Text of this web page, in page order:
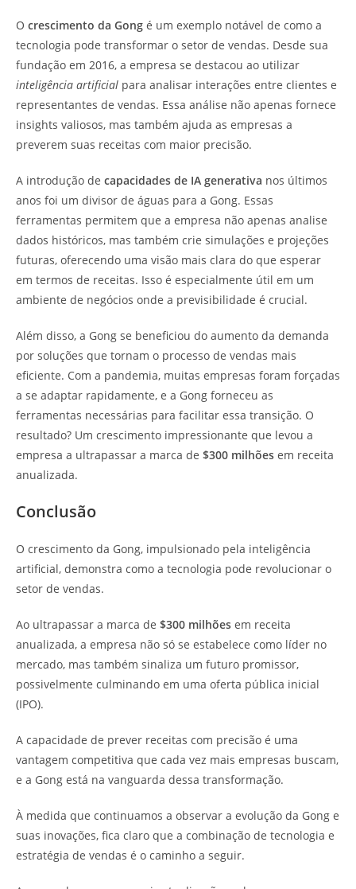
O crescimento da Gong é um exemplo notável de como a
tecnologia pode transformar o setor de vendas. Desde sua
fundação em 2016, a empresa se destacou ao utilizar
inteligência artificial para analisar interações entre clientes e
representantes de vendas. Essa análise não apenas fornece
insights valiosos, mas também ajuda as empresas a
preverem suas receitas com maior precisão.
A introdução de capacidades de IA generativa nos últimos
anos foi um divisor de águas para a Gong. Essas
ferramentas permitem que a empresa não apenas analise
dados históricos, mas também crie simulações e projeções
futuras, oferecendo uma visão mais clara do que esperar
em termos de receitas. Isso é especialmente útil em um
ambiente de negócios onde a previsibilidade é crucial.
Além disso, a Gong se beneficiou do aumento da demanda
por soluções que tornam o processo de vendas mais
eficiente. Com a pandemia, muitas empresas foram forçadas
a se adaptar rapidamente, e a Gong forneceu as
ferramentas necessárias para facilitar essa transição. O
resultado? Um crescimento impressionante que levou a
empresa a ultrapassar a marca de $300 milhões em receita
anualizada.
Conclusão
O crescimento da Gong, impulsionado pela inteligência
artificial, demonstra como a tecnologia pode revolucionar o
setor de vendas.
Ao ultrapassar a marca de $300 milhões em receita
anualizada, a empresa não só se estabelece como líder no
mercado, mas também sinaliza um futuro promissor,
possivelmente culminando em uma oferta pública inicial
(IPO).
A capacidade de prever receitas com precisão é uma
vantagem competitiva que cada vez mais empresas buscam,
e a Gong está na vanguarda dessa transformação.
À medida que continuamos a observar a evolução da Gong e
suas inovações, fica claro que a combinação de tecnologia e
estratégia de vendas é o caminho a seguir.